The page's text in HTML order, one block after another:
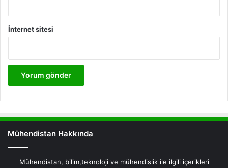
İnternet sitesi
Mühendistan Hakkında
Mühendistan, bilim,teknoloji ve mühendislik ile ilgili içerikleri